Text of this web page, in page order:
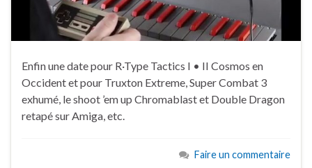
Enfin une date pour R·Type Tactics I • II Cosmos en
Occident et pour Truxton Extreme, Super Combat 3
exhumé, le shoot ’em up Chromablast et Double Dragon
retapé sur Amiga, etc.
Faire un commentaire